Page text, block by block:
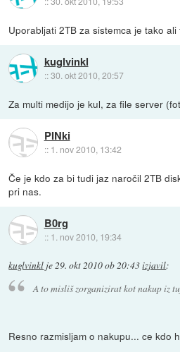
Uporabljati 2TB za sistemca je tako
kuglvinkl
::30. okt 2010, 20:57
Za multi medijo je kul, za file server
PINki
:: 1. nov 2010, 13:42
Če je kdo za bi tudi jaz naročil 2TB
pri nas.
B0rg
:: 1. nov 2010, 19:34
kuglvinkl je29. okt 2010 ob 20:43izjavil:
A to misliš zorganizirat kot nakup iz
Resno razmisljam o nakupu... ce kdo